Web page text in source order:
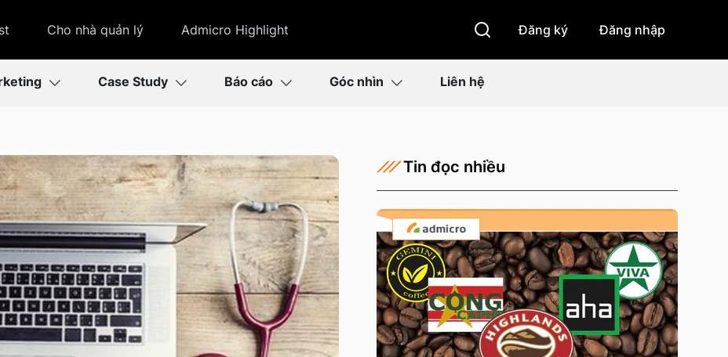
Cho nhà quản lý Admicro Highlight Đăng ký Đăng nhập
Case Study Báo cáo Góc nhìn Liên hệ
Tin đọc nhiều